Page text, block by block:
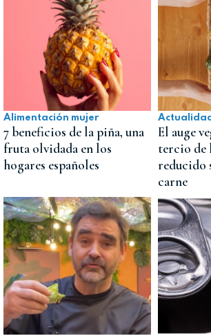
Alimentación mujer
7 beneficios de la piña, una
fruta olvidada en los
hogares españoles
Actualidad
El auge
tercio de
reducido
carne